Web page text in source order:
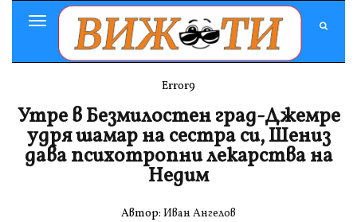
Toggle
Navigation
Error9
Утре в Безмилостен град-Джемре
удря шамар на сестра си, Шениз
дава психотропни лекарства на
Недим
Автор: Иван Ангелов